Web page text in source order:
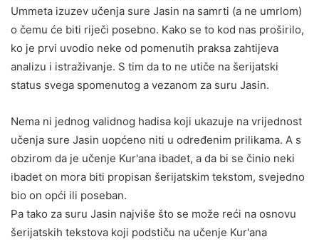
Ummeta izuzev učenja sure Jasin na samrti (a ne umrlom)
o čemu će biti riječi posebno. Kako se to kod nas proširilo,
ko je prvi uvodio neke od pomenutih praksa zahtijeva
analizu i istraživanje. S tim da to ne utiče na šerijatski
status svega spomenutog a vezanom za suru Jasin.
Nema ni jednog validnog hadisa koji ukazuje na vrijednost
učenja sure Jasin uopćeno niti u određenim prilikama. A s
obzirom da je učenje Kur'ana ibadet, a da bi se činio neki
ibadet on mora biti propisan šerijatskim tekstom, svejedno
bio on opći ili poseban.
Pa tako za suru Jasin najviše što se može reći na osnovu
šerijatskih tekstova koji podstiču na učenje Kur'ana